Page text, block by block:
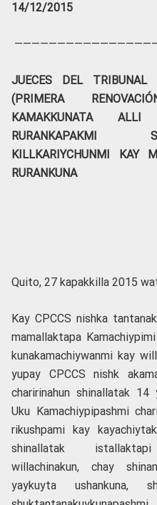
14/12/2015
JUECES DEL TRIBUNAL
(PRIMERA
KAMAKKUNATA ALLI
RURANKAPAKMI
KILLKARIYCHUNMI KAY
RURANKUNA
Quito, 27 kapakkilla 2015
Kay CPCCS nishka
mamallaktapa
kunakamachiywanmi kay
yupay CPCCS nishk
charirinahun shinallatak 14
Uku Kamachiypipashmi
rikushpami kay
shinallatak istallaktapi
willachinakun, chay
yaykuyta ushankuna,